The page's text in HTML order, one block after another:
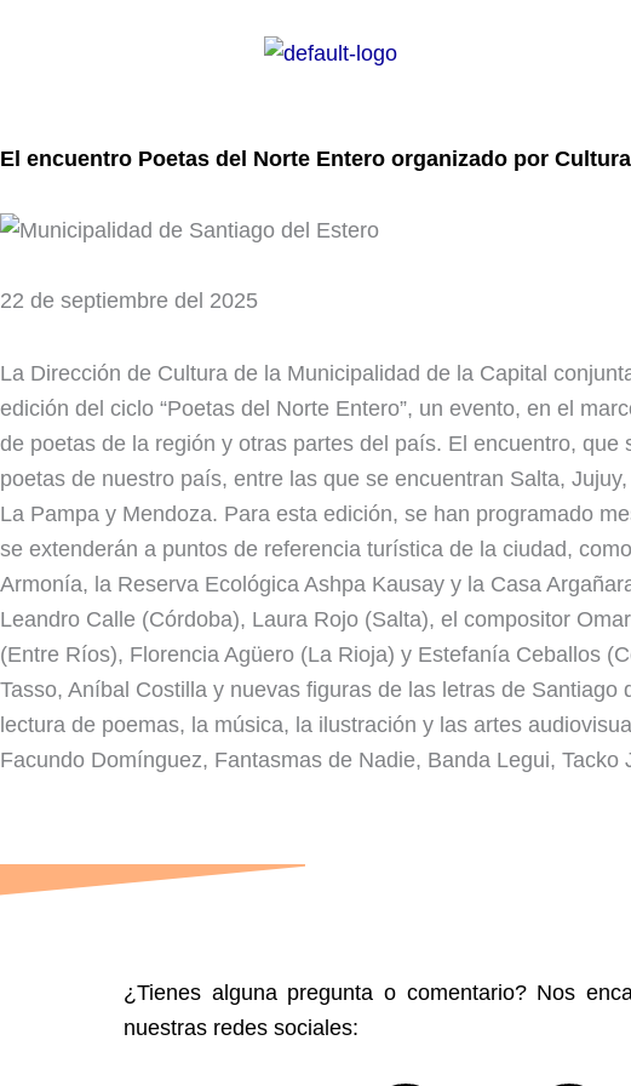
El encuentro Poetas del Norte Entero organizado por
22 de septiembre del 2025
La Dirección de Cultura de la Municipalidad de la Capital
edición del ciclo “Poetas del Norte Entero”, un evento, en el
de poetas de la región y otras partes del país. El encuentro,
poetas de nuestro país, entre las que se encuentran Salta,
La Pampa y Mendoza. Para esta edición, se han programado
se extenderán a puntos de referencia turística de la ciudad,
Armonía, la Reserva Ecológica Ashpa Kausay y la Casa
Leandro Calle (Córdoba), Laura Rojo (Salta), el compositor
(Entre Ríos), Florencia Agüero (La Rioja) y Estefanía Ceballos
Tasso, Aníbal Costilla y nuevas figuras de las letras de
lectura de poemas, la música, la ilustración y las artes
Facundo Domínguez, Fantasmas de Nadie, Banda Legui,
¿Tienes alguna pregunta o comentario? Nos
nuestras redes sociales: